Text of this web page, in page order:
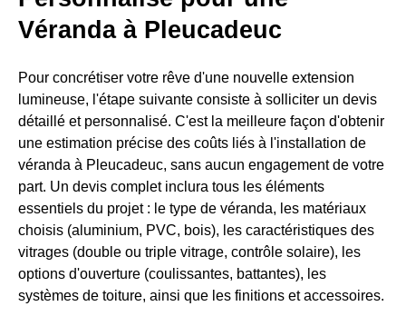
Véranda à Pleucadeuc
Pour concrétiser votre rêve d'une nouvelle extension
lumineuse, l'étape suivante consiste à solliciter un devis
détaillé et personnalisé. C'est la meilleure façon d'obtenir
une estimation précise des coûts liés à l'installation de
véranda à Pleucadeuc, sans aucun engagement de votre
part. Un devis complet inclura tous les éléments
essentiels du projet : le type de véranda, les matériaux
choisis (aluminium, PVC, bois), les caractéristiques des
vitrages (double ou triple vitrage, contrôle solaire), les
options d'ouverture (coulissantes, battantes), les
systèmes de toiture, ainsi que les finitions et accessoires.